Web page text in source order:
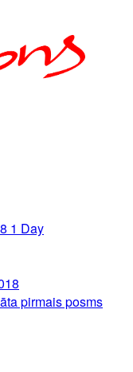
1 Day
pirmais posms